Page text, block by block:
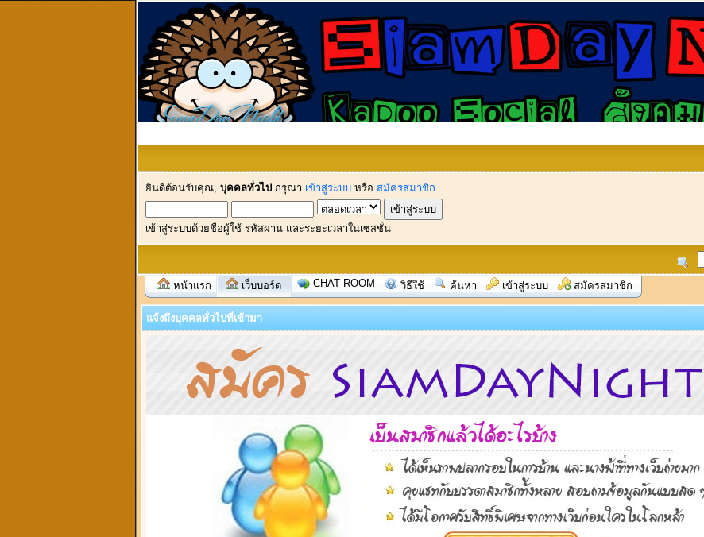
ยินดีต้อนรับคุณ, บุคคลทั่วไป กรุณา เข้าสู่ระบบ หรือ สมัครสมาชิก
เข้าสู่ระบบด้วยชื่อผู้ใช้ รหัสผ่าน และระยะเวลาในเซสชั่น
หน้าแรก เว็บบอร์ด CHAT ROOM วิธีใช้ ค้นหา เข้าสู่ระบบ สมัครสมาชิก
แจ้งถึงบุคคลทั่วไปที่เข้ามา